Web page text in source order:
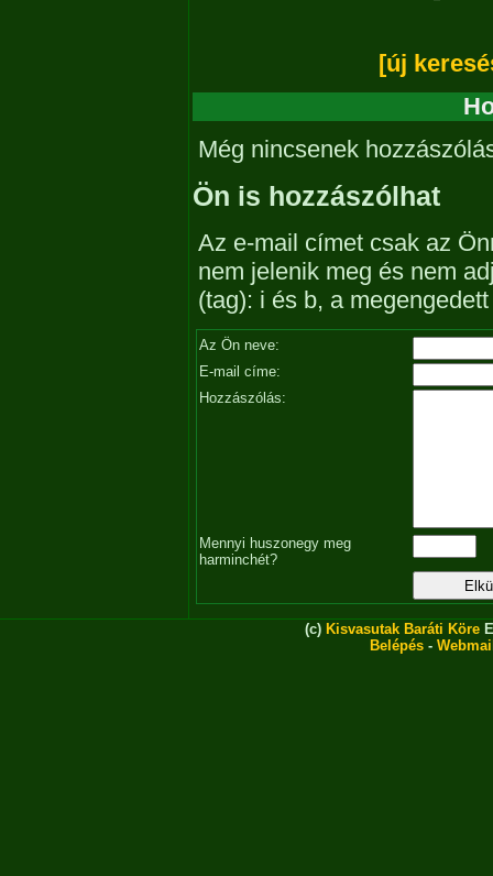
[új
Még nincsenek
Ön is hozzászólhat
Az e-mail címet csak az
nem jelenik meg és nem
(tag): i és b, a
Az Ön neve:
E-mail címe:
Hozzászólás:
Mennyi huszonegy meg
harminchét?
(c) Kisvasutak Baráti Köre
Belépés -